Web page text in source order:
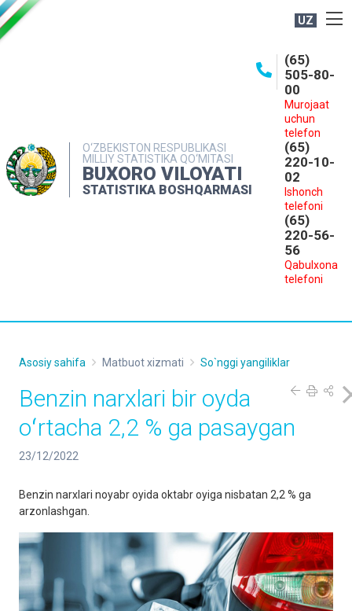
UZ
O‘ZBEKISTON RESPUBLIKASI
MILLIY STATISTIKA QO‘MITASI
BUXORO VILOYATI
STATISTIKA BOSHQARMASI
(65)
505-80-
00
Murojaat
uchun
telefon
(65)
220-10-
02
Ishonch
telefoni
(65)
220-56-
56
Qabulxona
telefoni
MATBUOT XIZMATI
MUROJAATLAR
Asosiy sahifa Matbuot xizmati So`nggi yangiliklar
Benzin narxlari bir oyda
oʻrtacha 2,2 % ga pasaygan
23/12/2022
Benzin narxlari noyabr oyida oktabr oyiga nisbatan 2,2 % ga
arzonlashgan.